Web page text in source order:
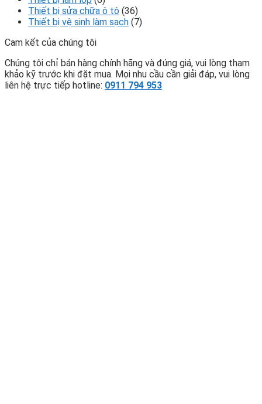
Thiết bị sửa chữa ô tô (36)
Thiết bị vệ sinh làm sạch (7)
Cam kết của chúng tôi
Chúng tôi chỉ bán hàng chính hãng và đúng giá, vui lòng tham
khảo kỹ trước khi đặt mua. Mọi nhu cầu cần giải đáp, vui lòng
liên hệ trực tiếp hotline: 0911 794 953